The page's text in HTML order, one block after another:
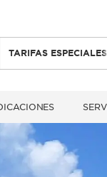
TARIFAS ESPECIALES